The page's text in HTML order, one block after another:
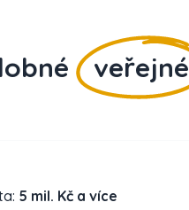
veřejné
5 mil. Kč a více